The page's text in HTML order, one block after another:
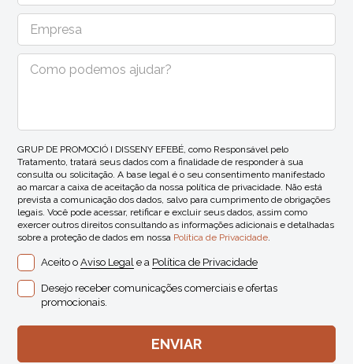
GRUP DE PROMOCIÓ I DISSENY EFEBÉ, como Responsável pelo
Tratamento, tratará seus dados com a finalidade de responder à sua
consulta ou solicitação. A base legal é o seu consentimento manifestado
ao marcar a caixa de aceitação da nossa política de privacidade. Não está
prevista a comunicação dos dados, salvo para cumprimento de obrigações
legais. Você pode acessar, retificar e excluir seus dados, assim como
exercer outros direitos consultando as informações adicionais e detalhadas
sobre a proteção de dados em nossa Política de Privacidade.
Aceito oAviso Legal e a Política de Privacidade
Desejo receber comunicações comerciais e ofertas
promocionais.